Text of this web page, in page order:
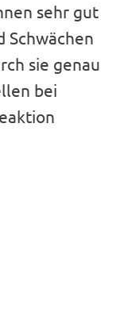
sehr gut
Schwächen
sie genau
bei